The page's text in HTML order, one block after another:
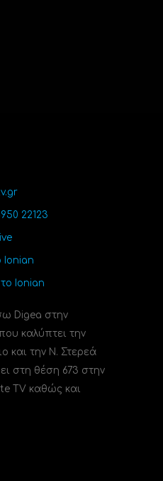
22123
Ionian
Ionian
Digea στην
καλύπτει την
και την Ν. Στερεά
στη θέση 673 στην
TV καθώς και